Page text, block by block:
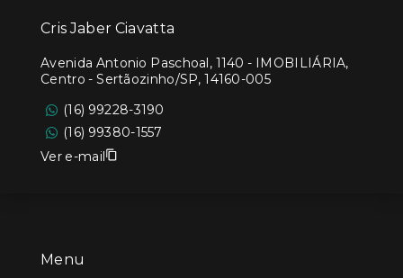
Menu
Cris Jaber Ciavatta
Avenida Antonio Paschoal, 1140 - IMOBILIÁRIA,
Centro - Sertãozinho/SP, 14160-005
(16) 99228-3190
(16) 99380-1557
Ver e-mail